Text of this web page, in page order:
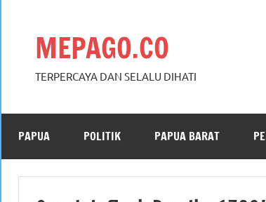
MEPAGO.CO
TERPERCAYA DAN SELALU DIHATI
PAPUA POLITIK PAPUA BARAT